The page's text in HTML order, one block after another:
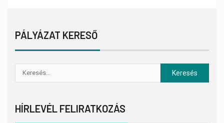
PÁLYÁZAT KERESŐ
HÍRLEVÉL FELIRATKOZÁS